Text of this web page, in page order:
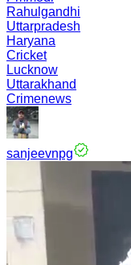
Rahulgandhi
Uttarpradesh
Haryana
Cricket
Lucknow
Uttarakhand
Crimenews
sanjeevnpg